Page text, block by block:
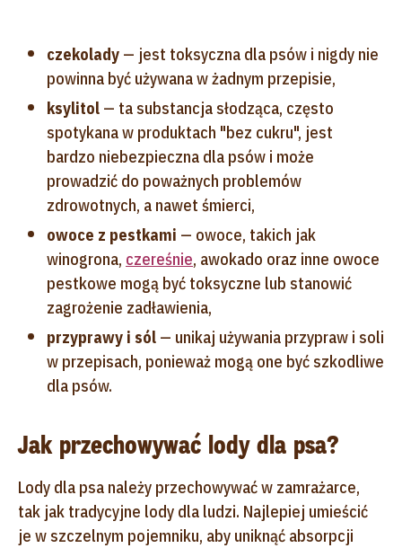
czekolady — jest toksyczna dla psów i nigdy nie
powinna być używana w żadnym przepisie,
ksylitol — ta substancja słodząca, często
spotykana w produktach "bez cukru", jest
bardzo niebezpieczna dla psów i może
prowadzić do poważnych problemów
zdrowotnych, a nawet śmierci,
owoce z pestkami — owoce, takich jak
winogrona, czereśnie, awokado oraz inne owoce
pestkowe mogą być toksyczne lub stanowić
zagrożenie zadławienia,
przyprawy i sól — unikaj używania przypraw i soli
w przepisach, ponieważ mogą one być szkodliwe
dla psów.
Jak przechowywać lody dla psa?
Lody dla psa należy przechowywać w zamrażarce,
tak jak tradycyjne lody dla ludzi. Najlepiej umieścić
je w szczelnym pojemniku, aby uniknąć absorpcji